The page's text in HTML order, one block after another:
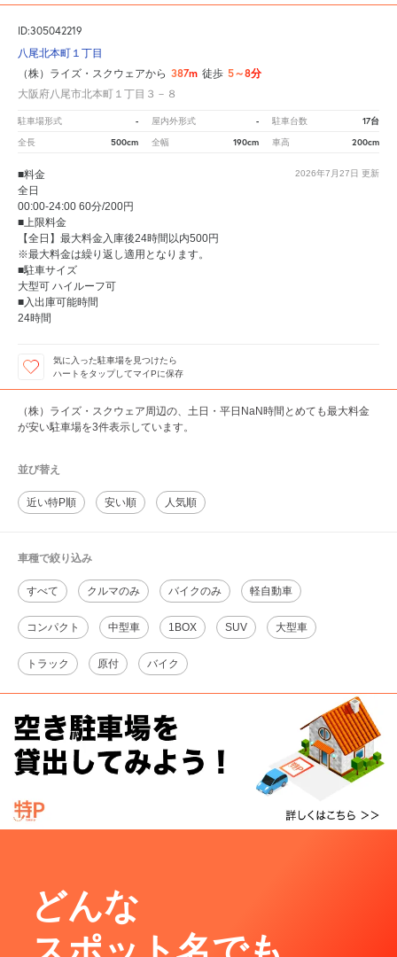
ID:305042219
八尾北本町１丁目
（株）ライズ・スクウェアから 387m 徒歩 5～8分
大阪府八尾市北本町１丁目３－８
駐車場形式 - 屋内外形式 - 駐車台数 17台
全長 500cm 全幅 190cm 車高 200cm
2026年7月27日 更新
■料金
全日
00:00-24:00 60分/200円
■上限料金
【全日】最大料金入庫後24時間以内500円
※最大料金は繰り返し適用となります。
■駐車サイズ
大型可 ハイルーフ可
■入出庫可能時間
24時間
気に入った駐車場を見つけたら
ハートをタップしてマイPに保存
（株）ライズ・スクウェア周辺の、土日・平日NaN時間とめても最大料金
が安い駐車場を3件表示しています。
並び替え
近い特P順 安い順 人気順
車種で絞り込み
すべて クルマのみ バイクのみ 軽自動車
コンパクト 中型車 1BOX SUV 大型車
トラック 原付 バイク
どんな